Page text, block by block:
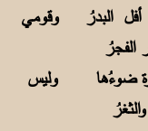
أفل البدرُ وقومي
الفجرُ
ضوءُها وليس